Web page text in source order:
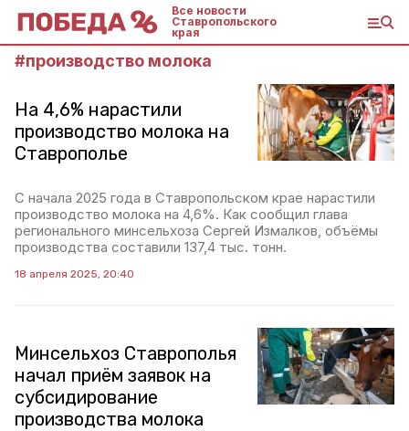
Все новости
Ставропольского
края
#производство молока
На 4,6% нарастили
производство молока на
Ставрополье
С начала 2025 года в Ставропольском крае нарастили
производство молока на 4,6%. Как сообщил глава
регионального минсельхоза Сергей Измалков, объёмы
производства составили 137,4 тыс. тонн.
18 апреля 2025, 20:40
Минсельхоз Ставрополья
начал приём заявок на
субсидирование
производства молока